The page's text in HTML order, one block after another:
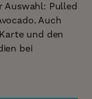
Auswahl: Pulled
Auch
und den
bei